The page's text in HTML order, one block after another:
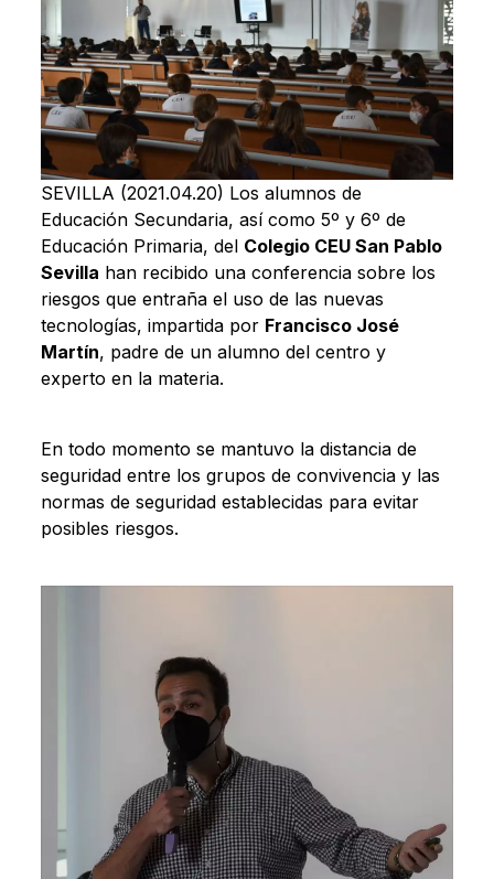
SEVILLA (2021.04.20) Los alumnos de
Educación Secundaria, así como 5º y 6º de
Educación Primaria, del Colegio CEU San Pablo
Sevilla han recibido una conferencia sobre los
riesgos que entraña el uso de las nuevas
tecnologías, impartida por Francisco José
Martín, padre de un alumno del centro y
experto en la materia.
En todo momento se mantuvo la distancia de
seguridad entre los grupos de convivencia y las
normas de seguridad establecidas para evitar
posibles riesgos.